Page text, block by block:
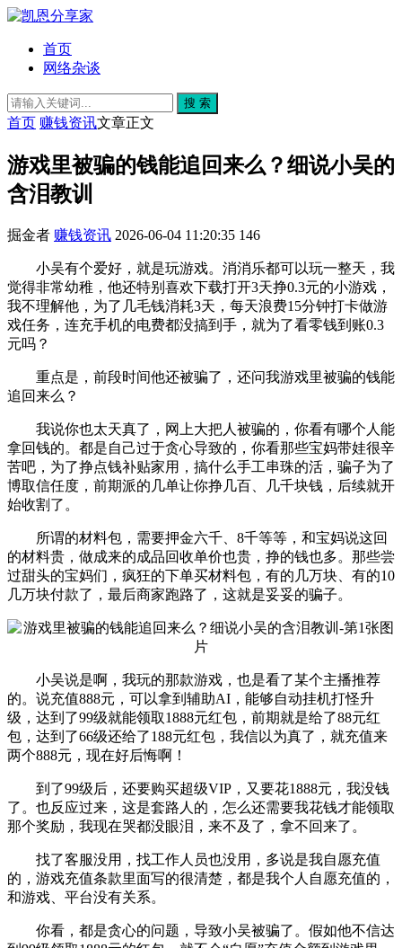
首页
网络杂谈
搜 索
首页 赚钱资讯文章正文
游戏里被骗的钱能追回来么？细说小吴的
含泪教训
掘金者 赚钱资讯 2026-06-04 11:20:35 146
小吴有个爱好，就是玩游戏。消消乐都可以玩一整天，我
觉得非常幼稚，他还特别喜欢下载打开3天挣0.3元的小游戏，
我不理解他，为了几毛钱消耗3天，每天浪费15分钟打卡做游
戏任务，连充手机的电费都没搞到手，就为了看零钱到账0.3
元吗？
重点是，前段时间他还被骗了，还问我游戏里被骗的钱能
追回来么？
我说你也太天真了，网上大把人被骗的，你看有哪个人能
拿回钱的。都是自己过于贪心导致的，你看那些宝妈带娃很辛
苦吧，为了挣点钱补贴家用，搞什么手工串珠的活，骗子为了
博取信任度，前期派的几单让你挣几百、几千块钱，后续就开
始收割了。
所谓的材料包，需要押金六千、8千等等，和宝妈说这回
的材料贵，做成来的成品回收单价也贵，挣的钱也多。那些尝
过甜头的宝妈们，疯狂的下单买材料包，有的几万块、有的10
几万块付款了，最后商家跑路了，这就是妥妥的骗子。
小吴说是啊，我玩的那款游戏，也是看了某个主播推荐
的。说充值888元，可以拿到辅助AI，能够自动挂机打怪升
级，达到了99级就能领取1888元红包，前期就是给了88元红
包，达到了66级还给了188元红包，我信以为真了，就充值来
两个888元，现在好后悔啊！
到了99级后，还要购买超级VIP，又要花1888元，我没钱
了。也反应过来，这是套路人的，怎么还需要我花钱才能领取
那个奖励，我现在哭都没眼泪，来不及了，拿不回来了。
找了客服没用，找工作人员也没用，多说是我自愿充值
的，游戏充值条款里面写的很清楚，都是我个人自愿充值的，
和游戏、平台没有关系。
你看，都是贪心的问题，导致小吴被骗了。假如他不信达